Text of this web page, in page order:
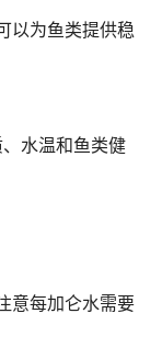
以为鱼类提供稳
水温和鱼类健
意每加仑水需要